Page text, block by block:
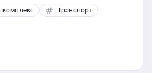
комплекс
Транспорт